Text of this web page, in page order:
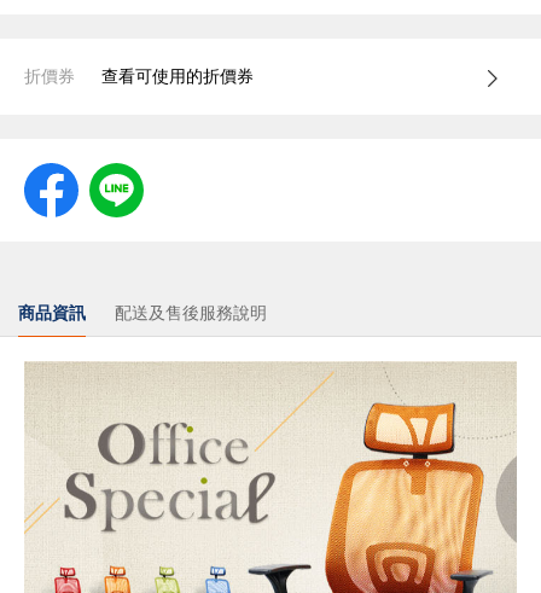
折價券 查看可使用的折價券
商品資訊 配送及售後服務說明